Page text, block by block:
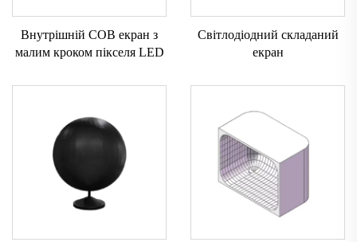
Внутрішній COB екран з
малим кроком пікселя LED
Світлодіодний складаний
екран